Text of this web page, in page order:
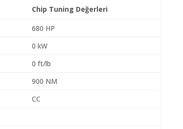
Chip Tuning Değerleri
680 HP
0 kW
0 ft/lb
900 NM
CC